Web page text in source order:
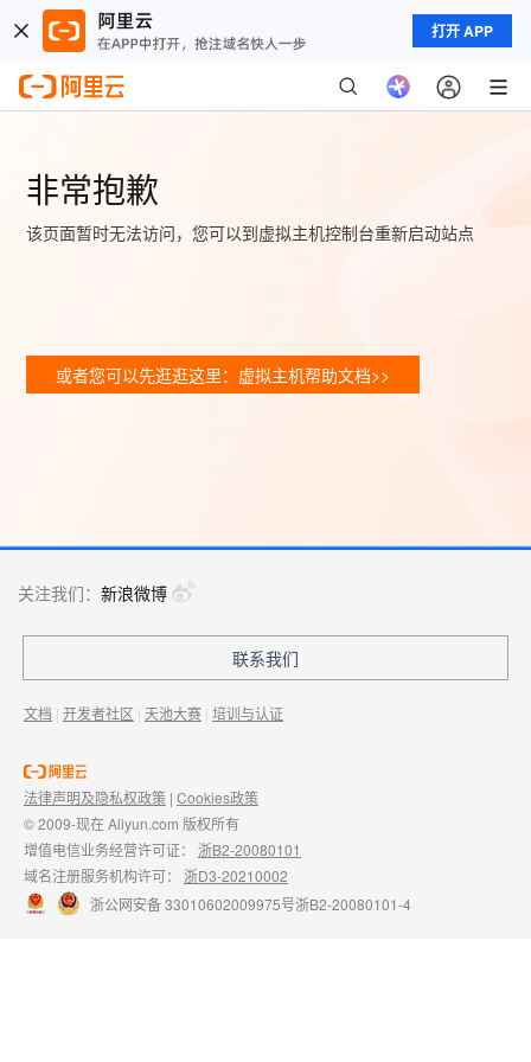
打开 APP
非常抱歉
该页面暂时无法访问，您可以到虚拟主机控制台重新启动站点
或者您可以先逛逛这里：虚拟主机帮助文档>>